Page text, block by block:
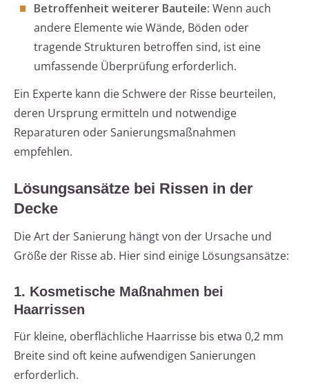
Betroffenheit weiterer Bauteile: Wenn auch
andere Elemente wie Wände, Böden oder
tragende Strukturen betroffen sind, ist eine
umfassende Überprüfung erforderlich.
Ein Experte kann die Schwere der Risse beurteilen,
deren Ursprung ermitteln und notwendige
Reparaturen oder Sanierungsmaßnahmen
empfehlen.
Lösungsansätze bei Rissen in der
Decke
Die Art der Sanierung hängt von der Ursache und
Größe der Risse ab. Hier sind einige Lösungsansätze:
1. Kosmetische Maßnahmen bei
Haarrissen
Für kleine, oberflächliche Haarrisse bis etwa 0,2 mm
Breite sind oft keine aufwendigen Sanierungen
erforderlich.